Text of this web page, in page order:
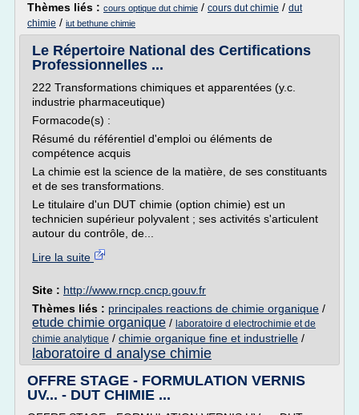
Thèmes liés : cours optique dut chimie / cours dut chimie / dut
chimie / iut bethune chimie
Le Répertoire National des Certifications
Professionnelles ...
222 Transformations chimiques et apparentées (y.c.
industrie pharmaceutique)
Formacode(s) :
Résumé du référentiel d'emploi ou éléments de
compétence acquis
La chimie est la science de la matière, de ses constituants
et de ses transformations.
Le titulaire d'un DUT chimie (option chimie) est un
technicien supérieur polyvalent ; ses activités s'articulent
autour du contrôle, de...
Lire la suite
Site : http://www.rncp.cncp.gouv.fr
Thèmes liés : principales reactions de chimie organique /
etude chimie organique / laboratoire d electrochimie et de
chimie analytique / chimie organique fine et industrielle /
laboratoire d analyse chimie
OFFRE STAGE - FORMULATION VERNIS
UV... - DUT CHIMIE ...